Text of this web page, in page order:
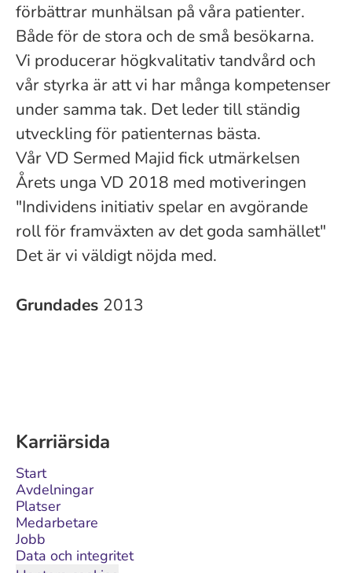
förbättrar munhälsan på våra patienter.
Både för de stora och de små besökarna.
Vi producerar högkvalitativ tandvård och
vår styrka är att vi har många kompetenser
under samma tak. Det leder till ständig
utveckling för patienternas bästa.
Vår VD Sermed Majid fick utmärkelsen
Årets unga VD 2018 med motiveringen
"Individens initiativ spelar en avgörande
roll för framväxten av det goda samhället"
Det är vi väldigt nöjda med.
Grundades 2013
Karriärsida
Start
Avdelningar
Platser
Medarbetare
Jobb
Data och integritet